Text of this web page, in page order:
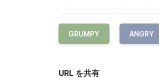
GRUMPY ANGRY
URL を共有